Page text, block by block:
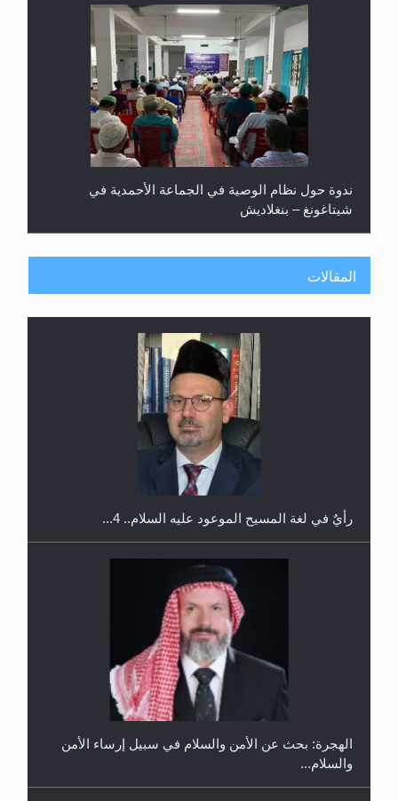
ندوة حول نظام الوصية في الجماعة الأحمدية في
شيتاغونغ – بنغلاديش
اليوم الوطني الرياضي لمجلس أنصار الله في هولندا
إتمام حفظ القرآن الكريم لثلاثة طلاب من مدرسة الحفظ
المقالات
رأيٌ في لغة المسيح الموعود عليه السلام.. 4...
الهجرة: بحث عن الأمن والسلام في سبيل إرساء الأمن
والسلام...